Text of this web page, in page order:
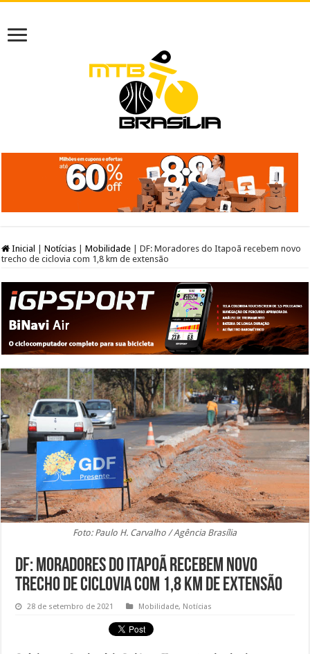
Inicial Notícias Mobilidade
DF: Moradores do Itapoã recebem novo
trecho de ciclovia com 1,8 km de extensão
Foto: Paulo H. Carvalho / Agência Brasília
DF: Moradores do Itapoã recebem novo
trecho de ciclovia com 1,8 km de extensão
28 de setembro de 2021 Mobilidade, Notícias